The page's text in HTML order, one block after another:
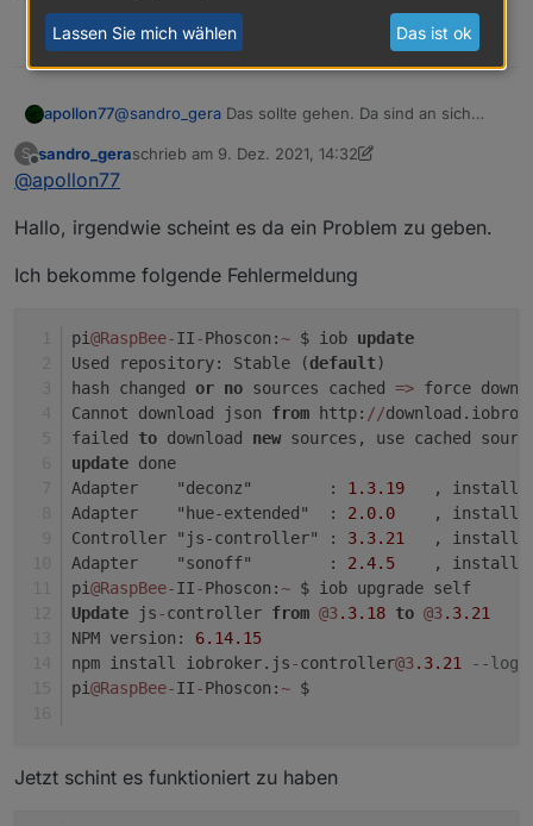
0
apollon77@sandro_gera Das sollte gehen. Da sind an sich
S
Offline
sandro_geraschrieb am 9. Dez. 2021, 14:32
zuletzt editiert von sandro_gera12. Sept. 2021, 15:34
@apollon77
Hallo, irgendwie scheint es da ein Problem zu geben.
Ich bekomme folgende Fehlermeldung
pi@RaspBee-II-Phoscon:~ $ iob update
Used repository: Stable (default)
hash changed or no sources cached => force
Cannot download json from http: //
failed to download new sources, use cached
update done
Adapter    "deconz"        : 1.3.19
,
Adapter    "hue-extended"  : 2.0.0
,
Controller "js-controller" : 3.3.21
,
Adapter    "sonoff"        : 2.4.5
,
pi@RaspBee-II-Phoscon:~ $ iob upgrade self
Update js-controller from @3 .3.18 to @3 .3.21
NPM version: 6.14.15
npm install iobroker.js-controller@3 .3.21
--
pi@RaspBee-II-Phoscon:~ $
Jetzt schint es funktioniert zu haben
Lassen Sie mich wählen Das ist ok